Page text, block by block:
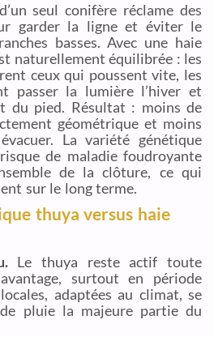
seul conifère réclame des
garder la ligne et éviter le
basses. Avec une haie
naturellement équilibrée : les
ceux qui poussent vite, les
passer la lumière l’hiver et
du pied. Résultat : moins de
géométrique et moins
La variété génétique
de maladie foudroyante
de la clôture, ce qui
sur le long terme.
thuya versus haie
Le thuya reste actif toute
surtout en période
adaptées au climat, se
pluie la majeure partie du